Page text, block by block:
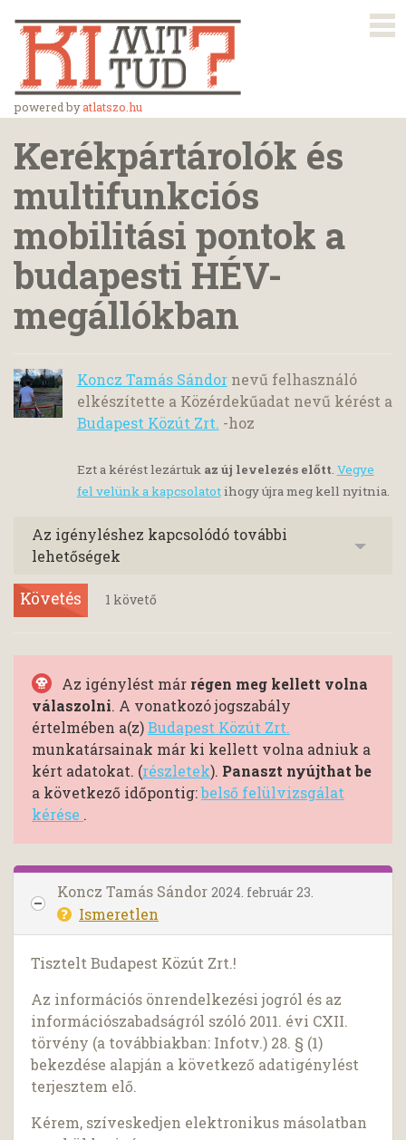
powered byatlatszo.hu
Kerékpártárolók és
multifunkciós
mobilitási pontok a
budapesti HÉV-
megállókban
Koncz Tamás Sándornevű felhasználó
elkészítette a Közérdekűadat nevű kérést a
Budapest Közút Zrt. -hoz
Ezt a kérést lezártuk az új levelezés előtt. Vegye
fel velünk a kapcsolatotihogy újra meg kell nyitnia.
Az igényléshez kapcsolódó további
lehetőségek
Követés 1 követő
Az igénylést már régen meg kellett volna
válaszolni. A vonatkozó jogszabály
értelmében a(z)Budapest Közút Zrt.
munkatársainak már ki kellett volna adniuk a
kért adatokat. (részletek). Panaszt nyújthat be
a következő időpontig:belső felülvizsgálat
kérése .
Koncz Tamás Sándor 2024. február 23.
Ismeretlen
Tisztelt Budapest Közút Zrt.!
Az információs önrendelkezési jogról és az
információszabadságról szóló 2011. évi CXII.
törvény (a továbbiakban: Infotv.) 28. § (1)
bekezdése alapján a következő adatigénylést
terjesztem elő.
Kérem, szíveskedjen elektronikus másolatban